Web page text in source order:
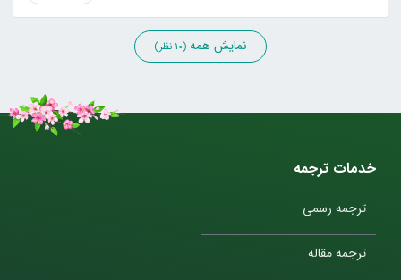
نمایش همه (10 نظر)
خدمات ترجمه
ترجمه رسمی
ترجمه مقاله